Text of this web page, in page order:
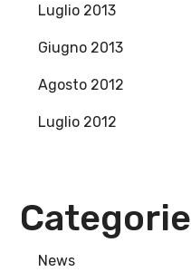
Luglio 2013
Giugno 2013
Agosto 2012
Luglio 2012
Categorie
News